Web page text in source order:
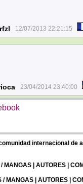
12/07/2013 22:21:15
23/04/2014 23:40:00
internacional
MANGAS | AUTORES |
/ MANGAS | AUTORES |